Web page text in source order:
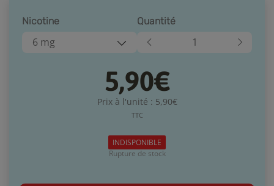
Nicotine
6 mg
Quantité
5,90€
Prix à l'unité : 5,90€
TTC
INDISPONIBLE
Rupture de stock